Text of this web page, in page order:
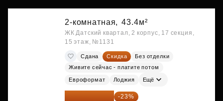
2-комнатная, 43.4м²
ЖК Датский квартал, 2 корпус, 17 секция,
15 этаж, №1131
Сдана Скидка
Без отделки
Живите сейчас - платите потом
Евроформат Лоджия Ещё
11 689 616 ₽ -23%